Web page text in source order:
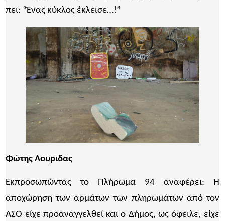
πει: “Ένας κύκλος έκλεισε…!”
Φώτης Λουριδας
Εκπροσωπώντας το Πλήρωμα 94 αναφέρει: Η
αποχώρηση των αρμάτων των πληρωμάτων από τον
ΑΣΟ είχε προαναγγελθεί και ο Δήμος, ως όφειλε, είχε